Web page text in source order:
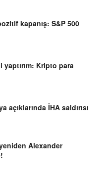
kapanış: S&P 500
yaptırım: Kripto para
açıklarında İHA saldırısı
Alexander